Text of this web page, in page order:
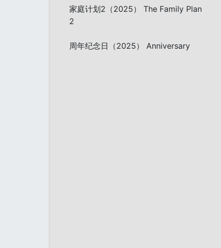
家庭计划2（2025） The Family Plan
2
周年纪念日（2025） Anniversary